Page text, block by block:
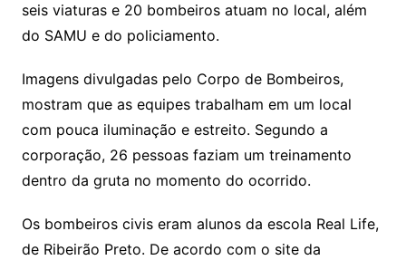
seis viaturas e 20 bombeiros atuam no local, além
do SAMU e do policiamento.
Imagens divulgadas pelo Corpo de Bombeiros,
mostram que as equipes trabalham em um local
com pouca iluminação e estreito. Segundo a
corporação, 26 pessoas faziam um treinamento
dentro da gruta no momento do ocorrido.
Os bombeiros civis eram alunos da escola Real Life,
de Ribeirão Preto. De acordo com o site da